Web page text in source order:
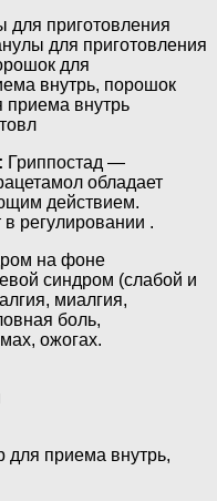
для приготовления
для приготовления
для
внутрь, порошок
приема внутрь
Гриппостад —
обладает
действием.
в регулировании .
на фоне
синдром (слабой и
миалгия,
боль,
ожогах.
для приема внутрь,